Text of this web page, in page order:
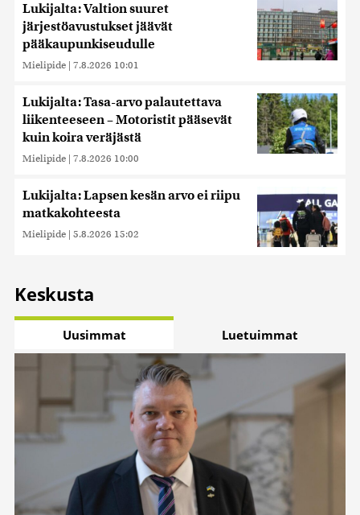
Lukijalta: Valtion suuret
järjestöavustukset jäävät
pääkaupunkiseudulle
Mielipide | 7.8.2026 10:01
Lukijalta: Tasa-arvo palautettava
liikenteeseen – Motoristit pääsevät
kuin koira veräjästä
Mielipide | 7.8.2026 10:00
Lukijalta: Lapsen kesän arvo ei riipu
matkakohteesta
Mielipide | 5.8.2026 15:02
Keskusta
Uusimmat Luetuimmat